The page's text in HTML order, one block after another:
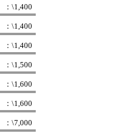
：\1,400
：\1,400
：\1,400
：\1,500
：\1,600
：\1,600
：\7,000